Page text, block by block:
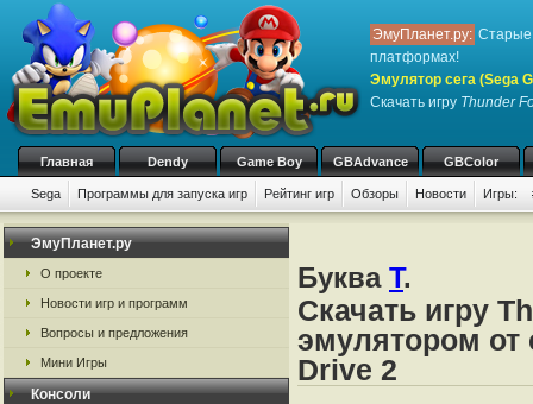
ЭмуПланет.ру: Старые
платформах!
Эмулятор сега (Sega
Скачать игру Thunder
Главная Dendy Game Boy GBAdvance GBColor
Sega Программы для запуска игр Рейтинг игр Обзоры Новости Игры:
ЭмуПланет.ру
О проекте
Новости игр и программ
Вопросы и предложения
Мини Игры
Консоли
Буква T.
Скачать игру
эмулятором от
Drive 2